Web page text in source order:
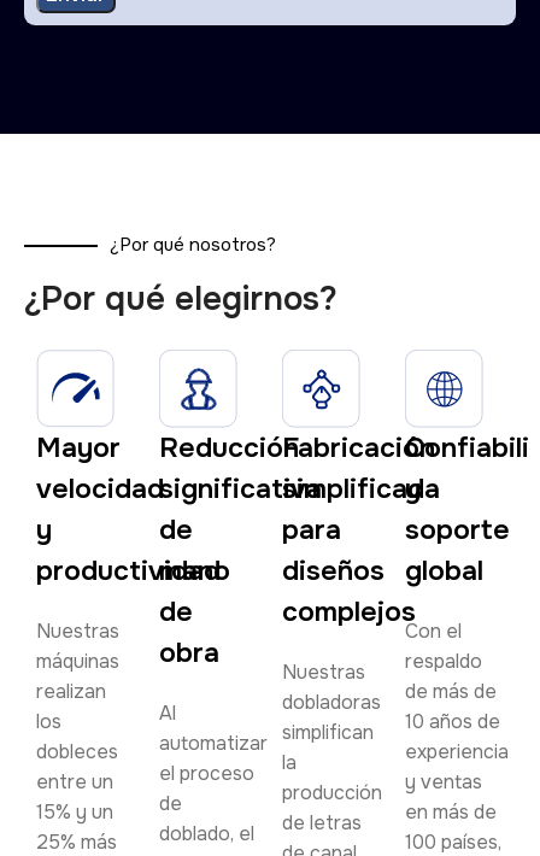
¿Por qué nosotros?
¿Por qué elegirnos?
Mayor
velocidad
y
productividad
Nuestras
máquinas
realizan
los
dobleces
entre un
15% y un
25% más
Reducción
significativa
de
mano
de
obra
Al
automatizar
el proceso
de
doblado, el
Fabricación
simplificada
para
diseños
complejos
Nuestras
dobladoras
simplifican
la
producción
de letras
y
soporte
global
Con el
respaldo
de más de
10 años de
experiencia
y ventas
en más de
100 países,